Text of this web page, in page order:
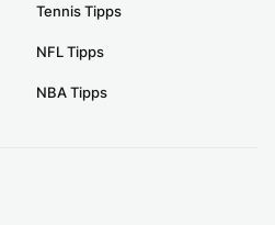
Tennis Tipps
NFL Tipps
NBA Tipps